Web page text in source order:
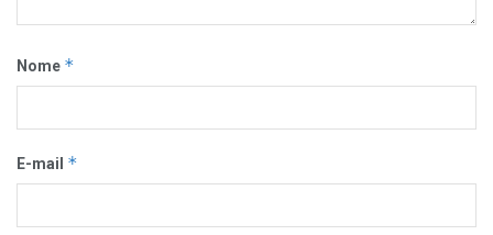
Nome *
E-mail *